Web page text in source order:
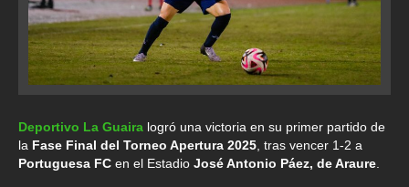
Deportivo La Guaira logró una victoria en su primer partido de
la Fase Final del Torneo Apertura 2025 , tras vencer 1-2 a
Portuguesa FC en el Estadio José Antonio Páez, de Araure